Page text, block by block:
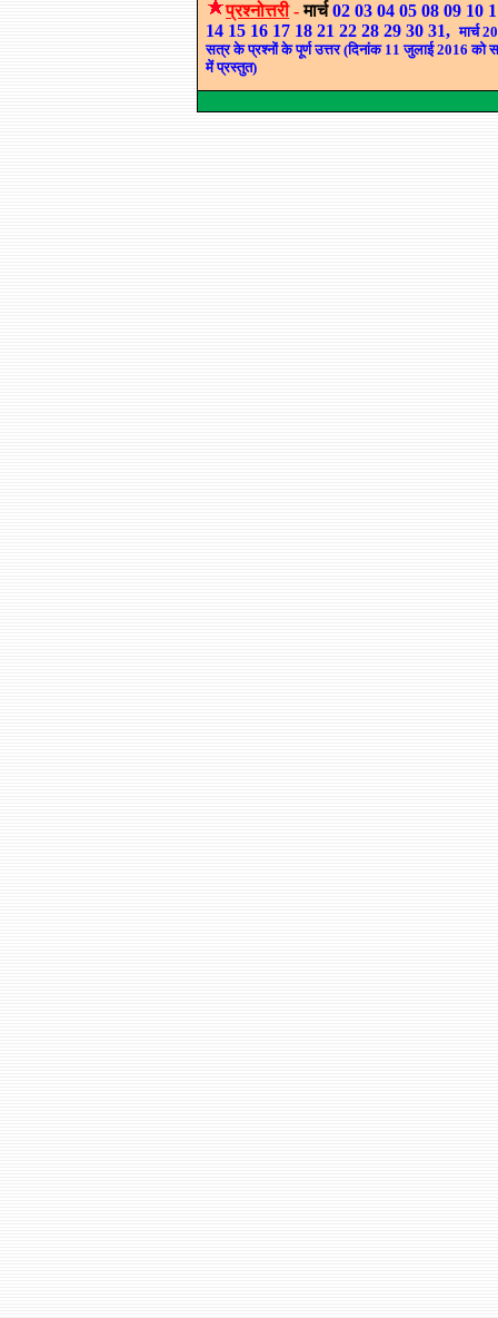
प्रश्नोत्तरी- मार्च02 03 04 05 08 09 10
14 15 16 17 18 21 22 28 29 30 31,मार्च
सत्र के प्रश्नों के पूर्ण उत्तर (दिनांक 11 जुलाई 2016 को
में प्रस्तुत)